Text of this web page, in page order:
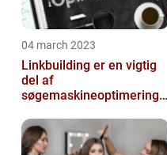
04 march 2023
Linkbuilding er en vigtig
del af
søgemaskineoptimeringe